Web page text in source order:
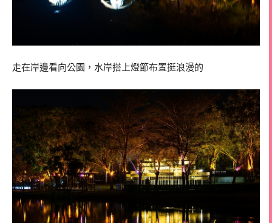
走在岸邊看向公園，水岸搭上燈節布置挺浪漫的